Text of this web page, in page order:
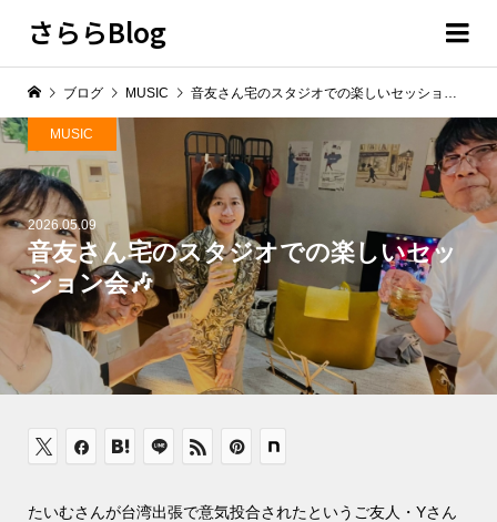
さららBlog
2026.05.09
音友さん宅のスタジオでの楽しいセッ
ション会🎶
MUSIC
ブログ MUSIC 音友さん宅のスタジオでの楽しいセッション会🎶
たいむさんが台湾出張で意気投合されたというご友人・Yさん